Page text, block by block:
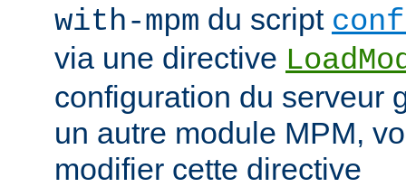
with-mpm du script
via une directive
configuration du serveur
un autre module MPM,
modifier cette directive